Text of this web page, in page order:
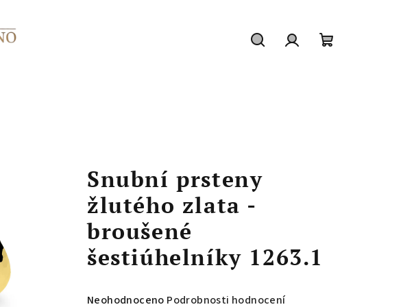
Snubní prsteny
žlutého zlata -
broušené
šestiúhelníky 1263.1
Průměrné
Neohodnoceno Podrobnosti hodnocení